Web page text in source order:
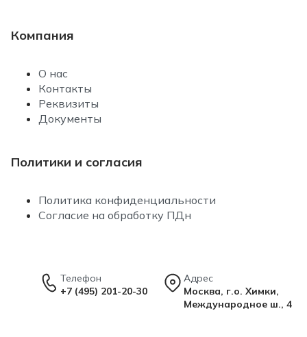
Компания
О нас
Контакты
Реквизиты
Документы
Политики и согласия
Политика конфиденциальности
Согласие на обработку ПДн
Телефон
+7 (495) 201-20-30
Адрес
Москва, г.о. Химки,
Международное ш., 4